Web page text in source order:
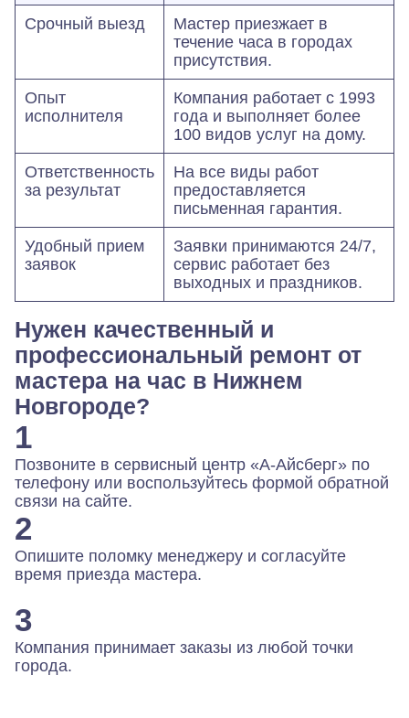
Срочный выезд
Мастер приезжает в
течение часа в городах
присутствия.
Опыт
исполнителя
Компания работает с 1993
года и выполняет более
100 видов услуг на дому.
Ответственность
за результат
На все виды работ
предоставляется
письменная гарантия.
Удобный прием
заявок
Заявки принимаются 24/7,
сервис работает без
выходных и праздников.
Нужен качественный и
профессиональный ремонт от
мастера на час в Нижнем
Новгороде?
1
Позвоните в сервисный центр «А-Айсберг» по
телефону или воспользуйтесь формой обратной
связи на сайте.
2
Опишите поломку менеджеру и согласуйте
время приезда мастера.
3
Компания принимает заказы из любой точки
города.